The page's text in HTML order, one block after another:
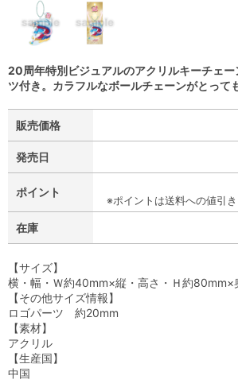
20周年特別ビジュアルのアクリルキーチェ
ツ付き。カラフルなボールチェーンがとって
販売価格
発売日
ポイント
※ポイントは送料への値引き
在庫
【サイズ】
横・幅・Ｗ約40mm×縦・高さ・Ｈ約80mm×
【その他サイズ情報】
ロゴパーツ 約20mm
【素材】
アクリル
【生産国】
中国